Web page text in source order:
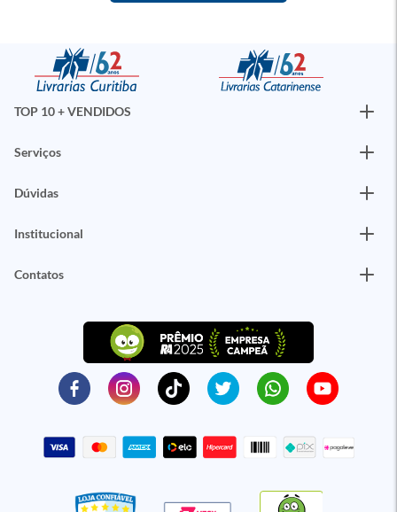
TOP 10 + VENDIDOS
Serviços
Dúvidas
Institucional
Contatos